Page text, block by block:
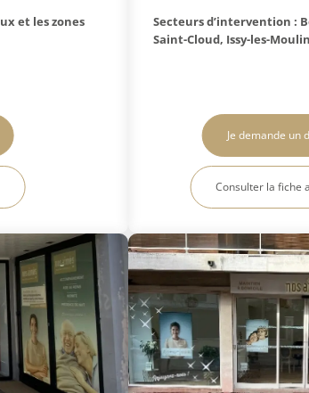
et les zones
Secteurs d’intervention :
Saint-Cloud, Issy-les-
Je demande un
Consulter la fiche